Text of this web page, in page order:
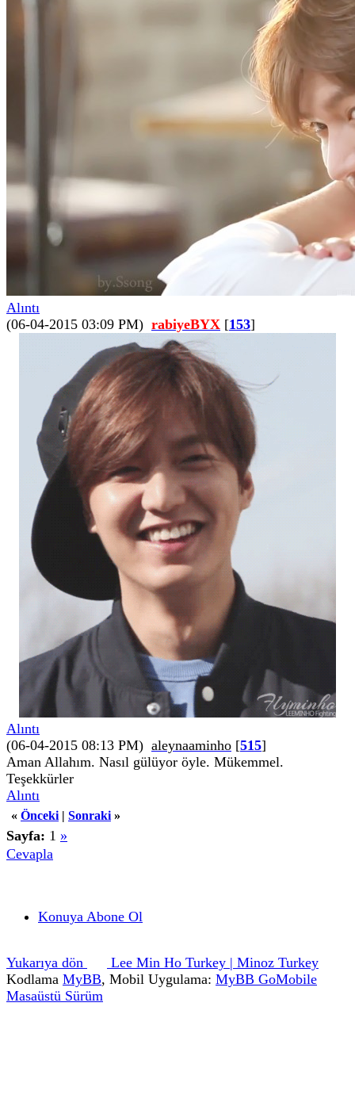
Alıntı
(06-04-2015 03:09 PM) rabiyeBYX [153]
Alıntı
(06-04-2015 08:13 PM) aleynaaminho [515]
Aman Allahım. Nasıl gülüyor öyle. Mükemmel.
Teşekkürler
Alıntı
« Önceki | Sonraki »
Sayfa: 1 »
Cevapla
Konuya Abone Ol
Yukarıya dön
Lee Min Ho Turkey | Minoz Turkey
Kodlama MyBB, Mobil Uygulama: MyBB GoMobile
Masaüstü Sürüm